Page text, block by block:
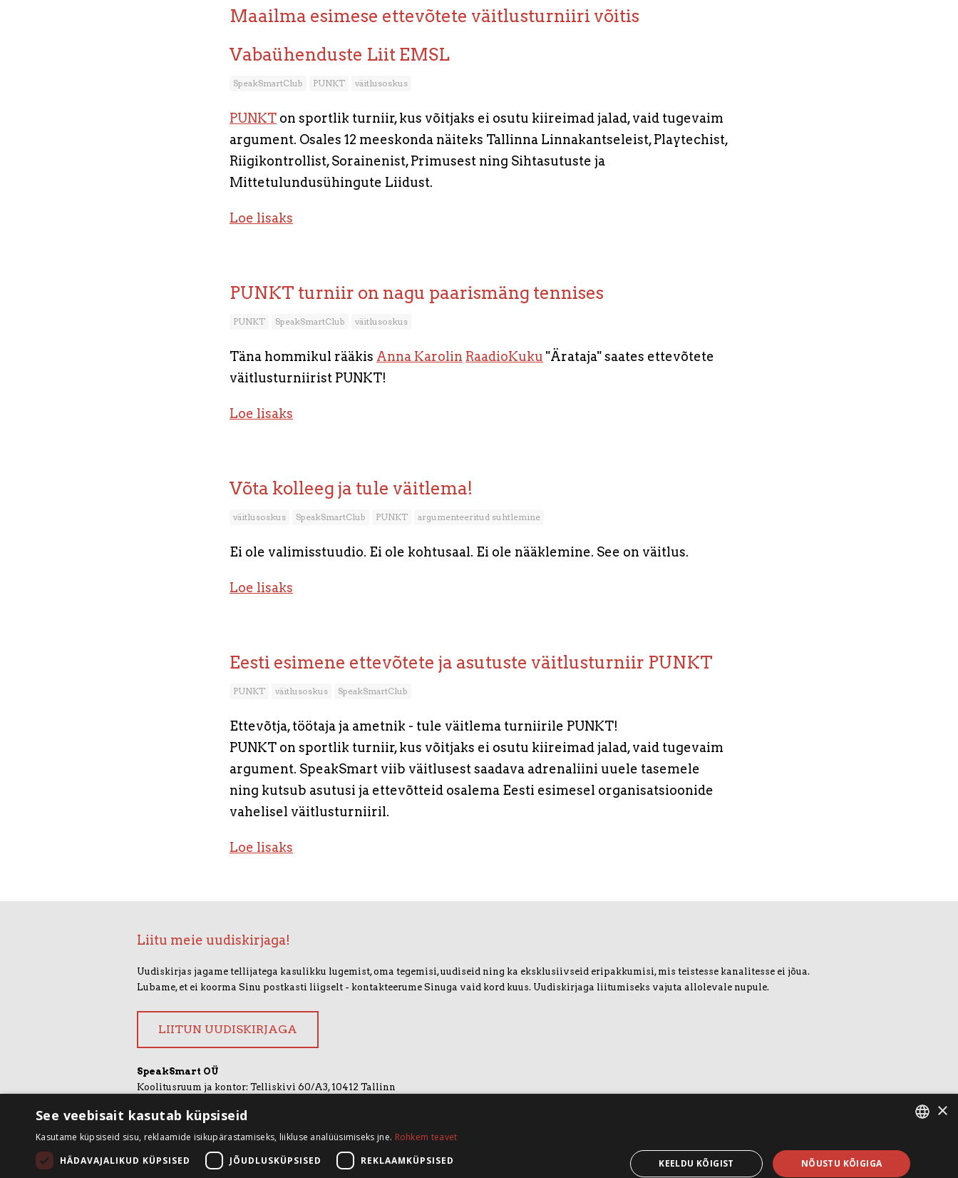
Maailma esimese ettevõtete väitlusturniiri võitis
Vabaühenduste Liit EMSL
SpeakSmartClub PUNKT väitlusoskus
PUNKT on sportlik turniir, kus võitjaks ei osutu kiireimad jalad, vaid tugevaim
argument. Osales 12 meeskonda näiteks Tallinna Linnakantseleist, Playtechist,
Riigikontrollist, Sorainenist, Primusest ning Sihtasutuste ja
Mittetulundusühingute Liidust.
Loe lisaks
PUNKT turniir on nagu paarismäng tennises
PUNKT SpeakSmartClub väitlusoskus
Täna hommikul rääkis Anna Karolin RaadioKuku "Ärataja" saates ettevõtete
väitlusturniirist PUNKT!
Loe lisaks
Võta kolleeg ja tule väitlema!
väitlusoskus SpeakSmartClub PUNKT argumenteeritud suhtlemine
Ei ole valimisstuudio. Ei ole kohtusaal. Ei ole nääklemine. See on väitlus.
Loe lisaks
Eesti esimene ettevõtete ja asutuste väitlusturniir PUNKT
PUNKT väitlusoskus SpeakSmartClub
Ettevõtja, töötaja ja ametnik - tule väitlema turniirile PUNKT!
PUNKT on sportlik turniir, kus võitjaks ei osutu kiireimad jalad, vaid tugevaim
argument. SpeakSmart viib väitlusest saadava adrenaliini uuele tasemele
ning kutsub asutusi ja ettevõtteid osalema Eesti esimesel organisatsioonide
vahelisel väitlusturniiril.
Loe lisaks
Liitu meie uudiskirjaga!
Uudiskirjas jagame tellijatega kasulikku lugemist, oma tegemisi, uudiseid ning ka eksklusiivseid eripakkumisi, mis teistesse kanalitesse ei jõua.
Lubame, et ei koorma Sinu postkasti liigselt - kontakteerume Sinuga vaid kord kuus. Uudiskirjaga liitumiseks vajuta allolevale nupule.
LIITUN UUDISKIRJAGA
SpeakSmart OÜ
Koolitusruum ja kontor: Telliskivi 60/A3, 10412 Tallinn
info@speaksmart.ee
Leia meid sotsiaalmeediast:
Facebook
ESTONIAN
ENGLISH
×
See veebisait kasutab küpsiseid
Kasutame küpsiseid sisu, reklaamide isikupärastamiseks, liikluse analüüsimiseks jne. Rohkem teavet
HÄDAVAJALIKUD KÜPSISED
JÕUDLUSKÜPSISED REKLAAMKÜPSISED NÕUSTU KÕIGIGA
KEELDU KÕIGIST